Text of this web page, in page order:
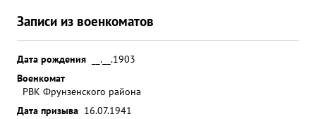
Записи из военкоматов
Дата рождения
__.__.1903
Военкомат
РВК Фрунзенского района
Дата призыва 16.07.1941